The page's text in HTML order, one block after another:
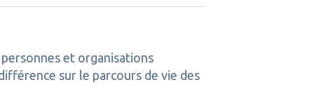
et organisations
sur le parcours de vie des